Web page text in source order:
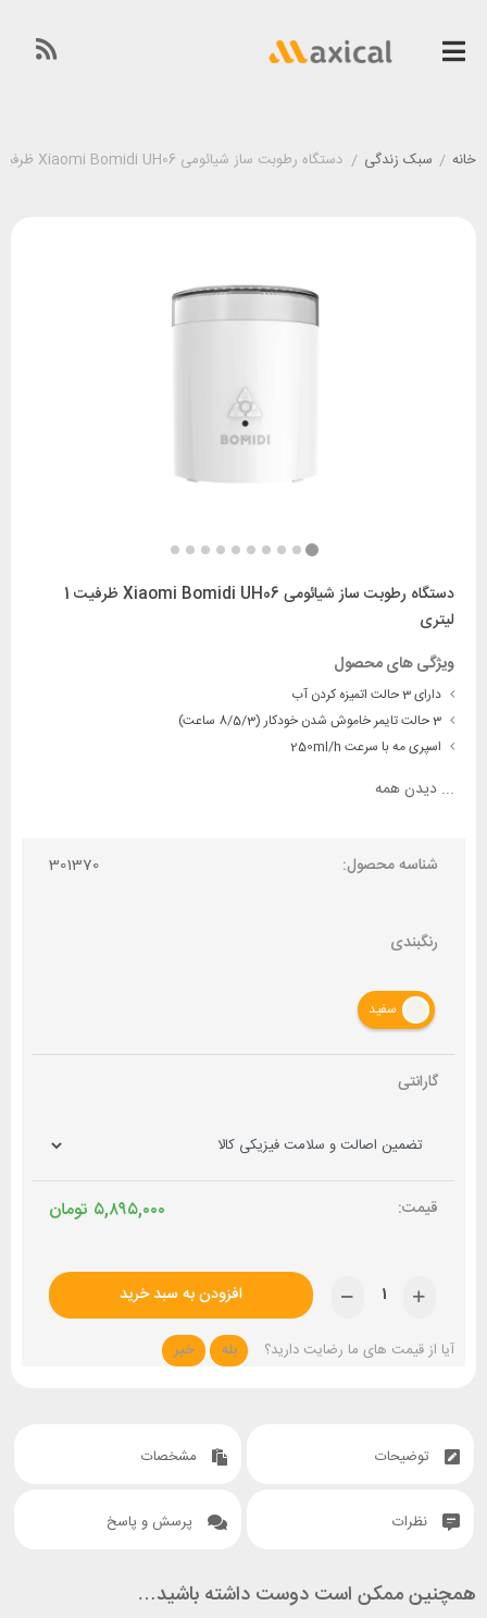
خانه / سبک زندگی / دستگاه رطوبت ساز شیائومی Xiaomi Bomidi UH06 ظرفیت 1 لیتری
دستگاه رطوبت ساز شیائومی Xiaomi Bomidi UH06 ظرفیت 1
لیتری
ویژگی های محصول
دارای 3 حالت اتمیزه کردن آب
اسپری مه با سرعت 250ml/h
... دیدن همه
شناسه محصول: 301370
رنگبندی
سفید
گارانتی
تومان ۵,۸۹۵,۰۰۰
افزودن به سبد خرید
آیا از قیمت های ما رضایت دارید؟ بله خیر
توضیحات مشخصات
نظرات پرسش و پاسخ
همچنین ممکن است دوست داشته باشید…